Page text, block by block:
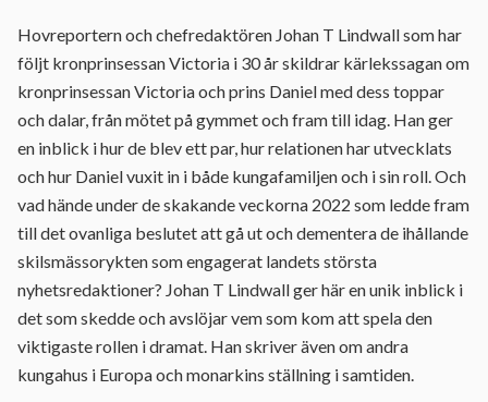
Hovreportern och chefredaktören Johan T Lindwall som har
följt kronprinsessan Victoria i 30 år skildrar kärlekssagan om
kronprinsessan Victoria och prins Daniel med dess toppar
och dalar, från mötet på gymmet och fram till idag. Han ger
en inblick i hur de blev ett par, hur relationen har utvecklats
och hur Daniel vuxit in i både kungafamiljen och i sin roll. Och
vad hände under de skakande veckorna 2022 som ledde fram
till det ovanliga beslutet att gå ut och dementera de ihållande
skilsmässorykten som engagerat landets största
nyhetsredaktioner? Johan T Lindwall ger här en unik inblick i
det som skedde och avslöjar vem som kom att spela den
viktigaste rollen i dramat. Han skriver även om andra
kungahus i Europa och monarkins ställning i samtiden.